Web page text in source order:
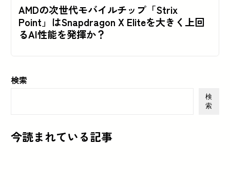
AMDの次世代モバイルチップ「Strix
Point」はSnapdragon X Eliteを大きく上回
るAI性能を発揮か？
検索
検
索
今読まれている記事